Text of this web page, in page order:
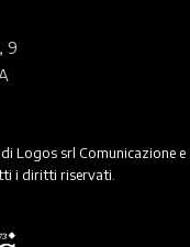
9
Logos srl Comunicazione e
i diritti riservati.